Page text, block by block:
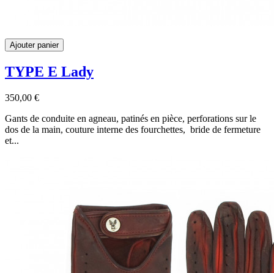
Ajouter panier
TYPE E Lady
350,00 €
Gants de conduite en agneau, patinés en pièce, perforations sur le
dos de la main, couture interne des fourchettes, bride de fermeture
et...